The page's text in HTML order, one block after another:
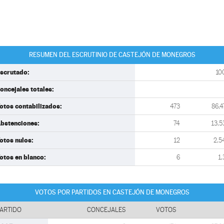
RESUMEN DEL ESCRUTINIO DE CASTEJÓN DE MONEGROS
totales:
contabilizados: 473
74
nulos: 12
en blanco: 6
VOTOS POR PARTIDOS EN CASTEJÓN DE MONEGROS
CONCEJALES VOTOS